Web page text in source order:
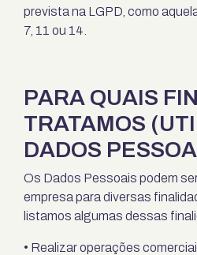
prevista na LGPD, como
7, 11 ou 14.
PARA QUAIS
TRATAMOS
DADOS
Os Dados Pessoais podem
empresa para diversas
listamos algumas dessas
• Realizar operações